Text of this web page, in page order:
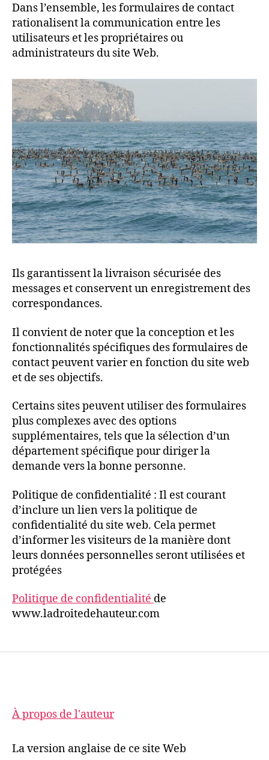
Dans l’ensemble, les formulaires de contact
rationalisent la communication entre les
utilisateurs et les propriétaires ou
administrateurs du site Web.
Ils garantissent la livraison sécurisée des
messages et conservent un enregistrement des
correspondances.
Il convient de noter que la conception et les
fonctionnalités spécifiques des formulaires de
contact peuvent varier en fonction du site web
et de ses objectifs.
Certains sites peuvent utiliser des formulaires
plus complexes avec des options
supplémentaires, tels que la sélection d’un
département spécifique pour diriger la
demande vers la bonne personne.
Politique de confidentialité : Il est courant
d’inclure un lien vers la politique de
confidentialité du site web. Cela permet
d’informer les visiteurs de la manière dont
leurs données personnelles seront utilisées et
protégées
Politique de confidentialité de
www.ladroitedehauteur.com
À propos de l'auteur
La version anglaise de ce site Web